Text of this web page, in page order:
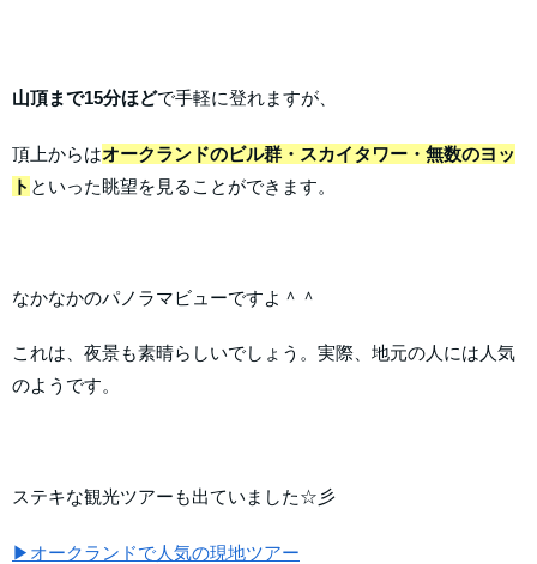
山頂まで15分ほどで手軽に登れますが、
頂上からはオークランドのビル群・スカイタワー・無数のヨッ
ト といった眺望を見ることができます。
なかなかのパノラマビューですよ＾＾
これは、夜景も素晴らしいでしょう。実際、地元の人には人気
のようです。
ステキな観光ツアーも出ていました☆彡
▶オークランドで人気の現地ツアー